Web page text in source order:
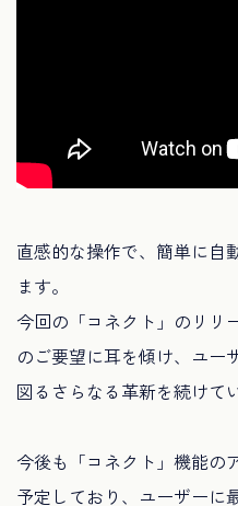
直感的な操作で、簡単に自
ます。
今回の「コネクト」のリリ
のご要望に耳を傾け、ユー
図るさらなる革新を続けて
今後も「コネクト」機能の
予定しており、ユーザーに